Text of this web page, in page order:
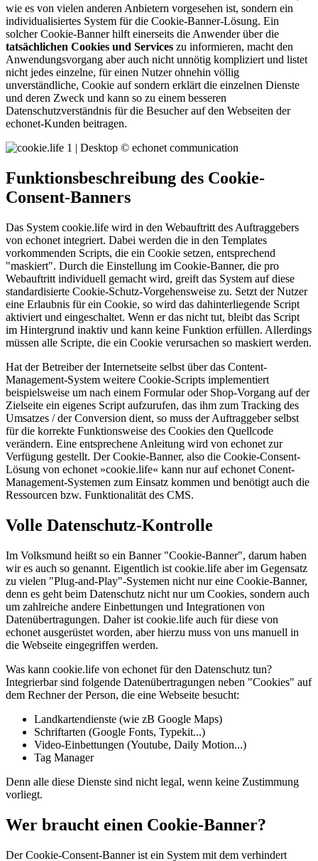
wie es von vielen anderen Anbietern vorgesehen ist, sondern ein
individualisiertes System für die Cookie-Banner-Lösung. Ein
solcher Cookie-Banner hilft einerseits die Anwender über die
tatsächlichen Cookies und Services zu informieren, macht den
Anwendungsvorgang aber auch nicht unnötig kompliziert und listet
nicht jedes einzelne, für einen Nutzer ohnehin völlig
unverständliche, Cookie auf sondern erklärt die einzelnen Dienste
und deren Zweck und kann so zu einem besseren
Datenschutzverständnis für die Besucher auf den Webseiten der
echonet-Kunden beitragen.
Funktionsbeschreibung des Cookie-
Consent-Banners
Das System cookie.life wird in den Webauftritt des Auftraggebers
von echonet integriert. Dabei werden die in den Templates
vorkommenden Scripts, die ein Cookie setzen, entsprechend
"maskiert". Durch die Einstellung im Cookie-Banner, die pro
Webauftritt individuell gemacht wird, greift das System auf diese
standardisierte Cookie-Schutz-Vorgehensweise zu. Setzt der Nutzer
eine Erlaubnis für ein Cookie, so wird das dahinterliegende Script
aktiviert und eingeschaltet. Wenn er das nicht tut, bleibt das Script
im Hintergrund inaktiv und kann keine Funktion erfüllen. Allerdings
müssen alle Scripte, die ein Cookie verursachen so maskiert werden.
Hat der Betreiber der Internetseite selbst über das Content-
Management-System weitere Cookie-Scripts implementiert
beispielsweise um nach einem Formular oder Shop-Vorgang auf der
Zielseite ein eigenes Script aufzurufen, das ihm zum Tracking des
Umsatzes / der Conversion dient, so muss der Auftraggeber selbst
für die korrekte Funktionsweise des Cookies den Quellcode
verändern. Eine entsprechene Anleitung wird von echonet zur
Verfügung gestellt. Der Cookie-Banner, also die Cookie-Consent-
Lösung von echonet »cookie.life« kann nur auf echonet Conent-
Management-Systemen zum Einsatz kommen und benötigt auch die
Ressourcen bzw. Funktionalität des CMS.
Volle Datenschutz-Kontrolle
Im Volksmund heißt so ein Banner "Cookie-Banner", darum haben
wir es auch so genannt. Eigentlich ist cookie.life aber im Gegensatz
zu vielen "Plug-and-Play"-Systemen nicht nur eine Cookie-Banner,
denn es geht beim Datenschutz nicht nur um Cookies, sondern auch
um zahlreiche andere Einbettungen und Integrationen von
Datenübertragungen. Daher ist cookie.life auch für diese von
echonet ausgerüstet worden, aber hierzu muss von uns manuell in
die Webseite eingegriffen werden.
Was kann cookie.life von echonet für den Datenschutz tun?
Integrierbar sind folgende Datenübertragungen neben "Cookies" auf
dem Rechner der Person, die eine Webseite besucht:
Landkartendienste (wie zB Google Maps)
Schriftarten (Google Fonts, Typekit...)
Video-Einbettungen (Youtube, Daily Motion...)
Tag Manager
Denn alle diese Dienste sind nicht legal, wenn keine Zustimmung
vorliegt.
Wer braucht einen Cookie-Banner?
Der Cookie-Consent-Banner ist ein System mit dem verhindert